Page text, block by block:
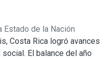
Estado de la Nación
Costa Rica logró avances
El balance del año